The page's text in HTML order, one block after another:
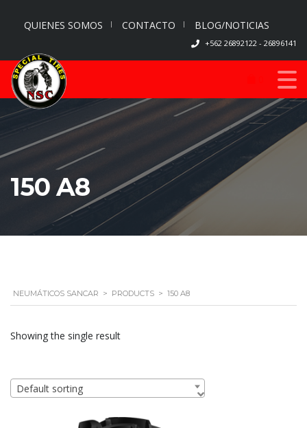
QUIENES SOMOS CONTACTO BLOG/NOTICIAS
+562 26892122 - 26896141
150 A8
NEUMÁTICOS SANCAR > PRODUCTS > 150 A8
Showing the single result
Default sorting